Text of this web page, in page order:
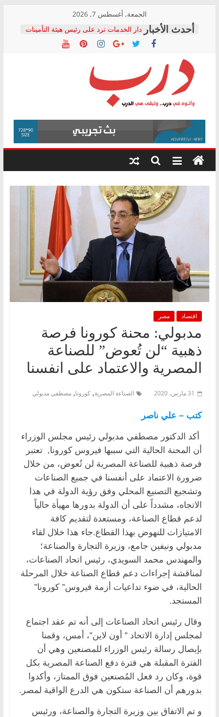
content
الجمعة, أغسطس 7, 2026
دار الخدمات ترد على رئيس هيئة التأمينات
بعد مؤتمره الصحفي: إنكار الأزمة لا ينهي
معاناة أصحاب المعاشات.. ونطالب بكشف
فرحات سليمان يكتب: القطاع الصحي إلى
أين؟
حزب التحالف الشعبي يطلق لجنة “الحق
في الصحة” بالإسكندرية لرصد الانتهاكات
ودعم المرضى
الوزاري لمدينة الصحفيين.. وانتهاء أعمال
إنشاء المبنى الإداري
المجلس القومي لحقوق الإنسان يعلن
متابعة قضية الدكتور محمد زهران.. ويؤكد:
قرينة البراءة وضمانات المحاكمة العادلة
درب
وأتوه
درب..
وتبقى
هي
اقتصاد مصر
مدبولي: محنة كورونا فرصة
ذهبية “لن تُعوض” للصناعة
المصرية والاعتماد على انفسنا
31 مارس، 2020 الصناعة المصرية, كورونا, مصطفي مدبولي
كتب – علي ناصر
أكد الدكتور مصطفي مدبولي رئيس مجلس الوزراء
أن المحنة الحالية التي سببها فيروس كورونا, تعتبر
فرصة ذهبية للصناعة المصرية لن تُعوض، من خلال
ضرورة الاعتماد على أنفسنا في جميع الصناعات
وتشجيع التصنيع المحلي وفق رؤية الدولة في هذا
الاتجاه، مشدداً على أن الدولة بدورها مهيأة حالياً
لدعم قطاع الصناعة، ومستعدة لتقديم كافة
الامتيازات للنهوض بهذا القطاع.جاء هذا خلال لقاء
مدبولي ونيفين جامع، وزيرة التجارة والصناعة؛
والمهندس محمد السويدي، رئيس اتحاد الصناعات،
لمناقشة إجراءات دعم قطاع الصناعة خلال المرحلة
الحالية، في ضوء تداعيات أزمة فيروس” كورونا”
المستجد.
وقال رئيس اتحاد الصناعات إلى أنه تم عقد اجتماع
لمجلس إدارة الاتحاد ” أون لاين”، أمس، وقمنا
بإيصال رسالة رئيس الوزراء للمصنعين وهي أن
الفترة المقبلة هي فترة دفع الصناعة المصرية بكل
قوة، وكان رد فعل المُصنعين فوق الممتاز، وأكدوا
بدورهم أن الصناعة ستكون هي الدرع الواقية لمصر.
و تم الاتفاق بين وزيرة التجارة والصناعة، ورئيس